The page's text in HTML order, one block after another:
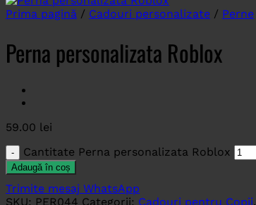
Prima pagină / Cadouri personalizate / Perne
Perna personalizata Roblox
59.00 lei
Cantitate Perna personalizata Roblox
Adaugă în coș
Trimite mesaj WhatsApp
SKU: PER044 Categorii: Cadouri pentru Copii,